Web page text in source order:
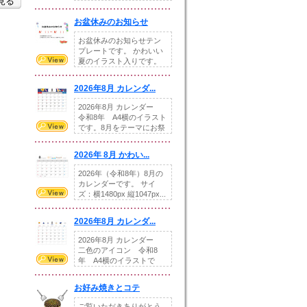
お盆休みのお知らせ
お盆休みのお知らせテン
プレートです。 かわいい
夏のイラスト入りです。
2026年8月 カレンダ...
2026年8月 カレンダー
令和8年 A4横のイラスト
です。8月をテーマにお祭
2026年 8月 かわい...
2026年（令和8年）8月の
カレンダーです。 サイ
ズ：横1480px 縦1047px...
2026年8月 カレンダ...
2026年8月 カレンダー
二色のアイコン 令和8
年 A4横のイラストで
お好み焼きとコテ